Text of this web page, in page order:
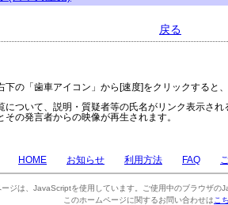
戻る
下の「歯車アイコン」から[速度]をクリックすると
について、説明・質疑者等の氏名がリンク表示さ
その発言者からの映像が再生されます。
HOME お知らせ 利用方法 FAQ
ージは、JavaScriptを使用しています。ご使用中のブラウザの
このホームページに関するお問い合わせは こ